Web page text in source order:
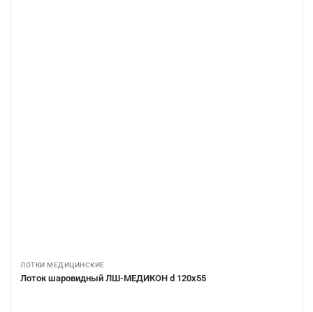
ЛОТКИ МЕДИЦИНСКИЕ
Лоток шаровидный ЛШ-МЕДИКОН d 120х55